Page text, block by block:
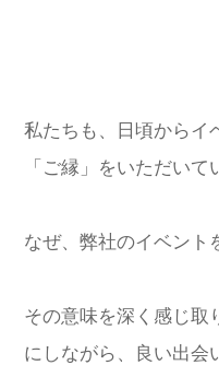
私たちも、日頃からイ
「ご縁」をいただいて
なぜ、弊社のイベン
その意味を深く感じ取
にしながら、良い出会